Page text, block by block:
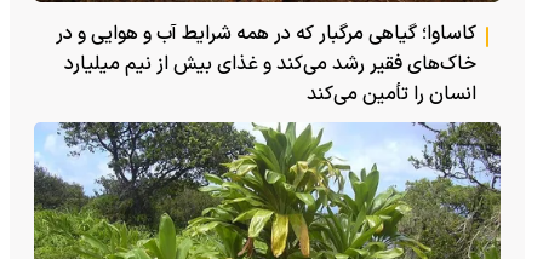
کاساوا؛ گیاهی مرگبار که در همه شرایط آب و هوایی و در
خاک‌های فقیر رشد می‌کند و غذای بیش از نیم میلیارد
انسان را تأمین می‌کند